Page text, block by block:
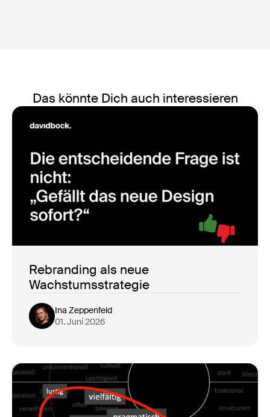
Das könnte Dich auch interessieren
Rebranding als neue
Wachstumsstrategie
Ina Zeppenfeld
01. Juni 2026